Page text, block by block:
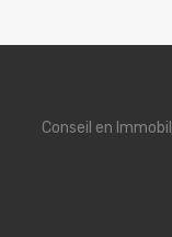
Conseil en